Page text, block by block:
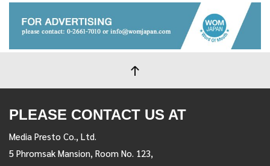
PLEASE CONTACT US AT
Media Presto Co., Ltd.
5 Phromsak Mansion, Room No. 123,